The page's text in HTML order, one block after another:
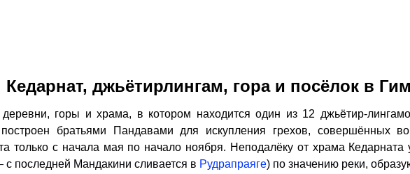
Кедарнат, джьётирлингам, гора и посёлок в
горы и храма, в котором находится один из 12 джьётир-
братьями Пандавами для искупления грехов, совершённых
только с начала мая по начало ноября. Неподалёку от храма
последней Мандакини сливается в Рудрапраяге) по значению реки,